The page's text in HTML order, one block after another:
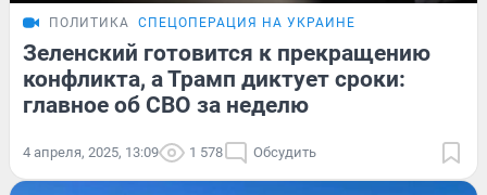
ПОЛИТИКА СПЕЦОПЕРАЦИЯ НА УКРАИНЕ
Зеленский готовится к прекращению
конфликта, а Трамп диктует сроки:
главное об СВО за неделю
4 апреля, 2025, 13:09 1 578 Обсудить